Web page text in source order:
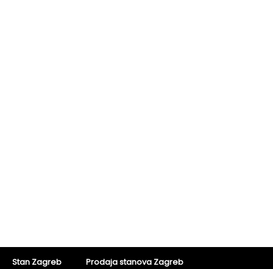
Stan Zagreb Prodaja stanova Zagreb